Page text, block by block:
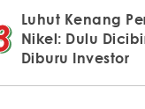
Luhut Kenang
Nikel: Dulu
Diburu Investor